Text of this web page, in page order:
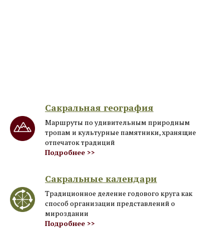
Сакральная география
Маршруты по удивительным природным
тропам и культурные памятники, хранящие
отпечаток традиций
Подробнее >>
Сакральные календари
Традиционное деление годового круга как
способ организации представлений о
мироздании
Подробнее >>